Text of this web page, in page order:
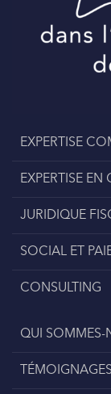
EXPERTISE
EXPERTISE EN
JURIDIQUE
SOCIAL ET
CONSULTING
QUI SOMMES-
TÉMOIGNAGES